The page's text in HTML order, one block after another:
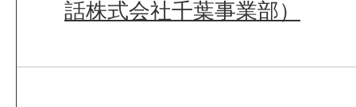
話株式会社千葉事業部）